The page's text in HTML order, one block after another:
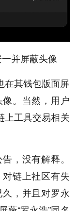
并屏蔽头像
在其钱包版面屏
像。当然，用户
上工具交易相关
，没有解释。
链上社区有失
，并且对罗永